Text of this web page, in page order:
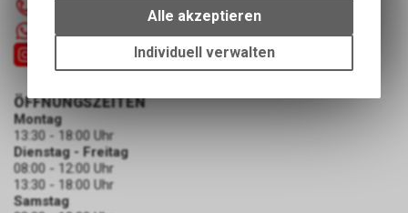
+41 55 6103131
ÖFFNUNGSZEITEN
Montag
13:30 - 18:00 Uhr
Dienstag - Freitag
08:00 - 12:00 Uhr
13:30 - 18:00 Uhr
Samstag
bestimmte Interaktionen und
Einstellungen auf Ihrem Gerät,
um die grundlegenden
Funktionen unseres Online-
Alle akzeptieren
Individuell verwalten